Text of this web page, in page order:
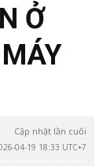
Ở
Cập nhật lần cuối
04-19 18:33 UTC+7